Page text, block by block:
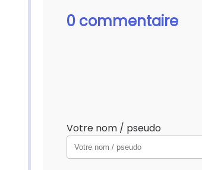
0 commentaire
Votre nom / pseudo